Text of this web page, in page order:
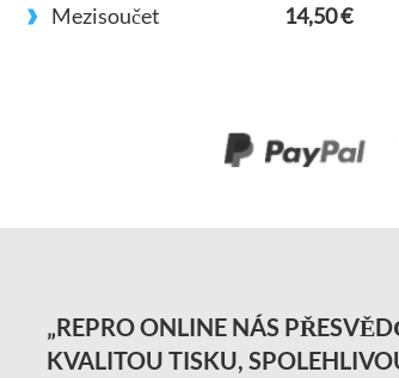
Mezisoučet 14,50 €
„REPRO ONLINE NÁS
KVALITOU TISKU,